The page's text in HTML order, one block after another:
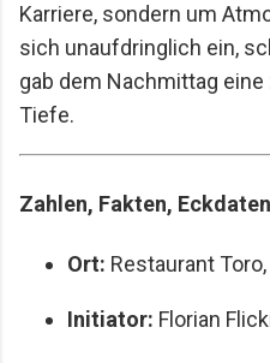
Karriere, sondern um
sich unaufdringlich ein,
gab dem Nachmittag
Tiefe.
Zahlen, Fakten, Eckdaten
Ort: Restaurant
Initiator: Florian